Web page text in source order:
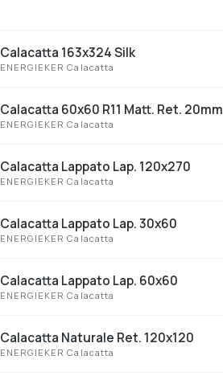
Calacatta 163x324 Silk
ENERGIEKER Calacatta
Calacatta 60x60 R11 Matt. Ret. 20mm
ENERGIEKER Calacatta
Calacatta Lappato Lap. 120x270
ENERGIEKER Calacatta
Calacatta Lappato Lap. 30x60
ENERGIEKER Calacatta
Calacatta Lappato Lap. 60x60
ENERGIEKER Calacatta
Calacatta Naturale Ret. 120x120
ENERGIEKER Calacatta